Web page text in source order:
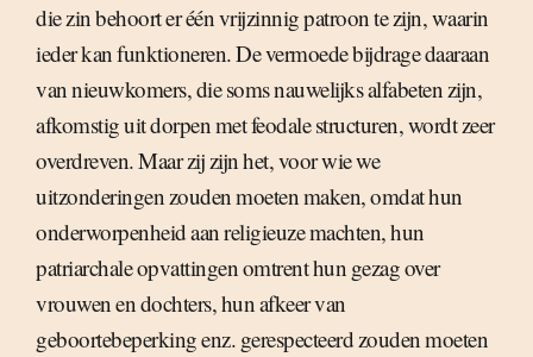
die zin behoort er één vrijzinnig patroon te zijn, waarin
ieder kan funktioneren. De vermoede bijdrage daaraan
van nieuwkomers, die soms nauwelijks alfabeten zijn,
afkomstig uit dorpen met feodale structuren, wordt zeer
overdreven. Maar zij zijn het, voor wie we
uitzonderingen zouden moeten maken, omdat hun
onderworpenheid aan religieuze machten, hun
patriarchale opvattingen omtrent hun gezag over
vrouwen en dochters, hun afkeer van
geboortebeperking enz. gerespecteerd zouden moeten